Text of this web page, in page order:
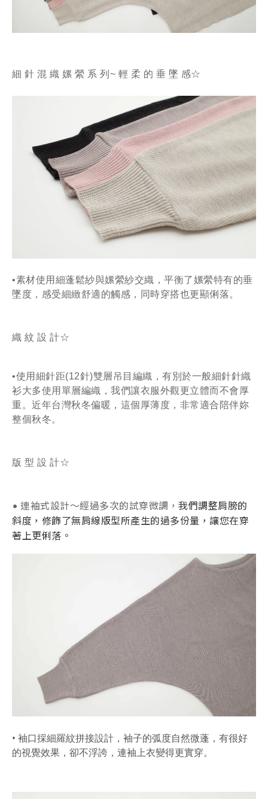
細 針 混 織 嫘 縈 系 列~ 輕 柔 的 垂 墜 感☆
•素材使用細蓬鬆紗與嫘縈紗交織， 平衡了嫘縈特有的垂
墜度 ，感受細緻舒適的觸感，同時穿搭也更顯俐落。
織 紋 設 計☆
•使用細針距(12針)雙層吊目編織，有別於一般細針針織
衫大多使用單層編織，我們讓衣服外觀更立體而不會厚
重 。 近年台灣秋冬偏暖，這個厚薄度，非常適合陪伴妳
整個秋冬。
版 型 設 計☆
• 連袖式設計～經過多次的試穿微調， 我們調整肩膀的
斜度，修飾了無肩線版型所產生的過多份量，讓您在穿
著上更俐落。
• 袖口採細羅紋拼接設計， 袖子的弧度自然微蓬，有很好
的視覺效果，卻不浮誇，連袖上衣變得更實穿。